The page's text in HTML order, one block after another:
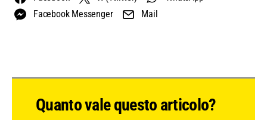
Facebook Messenger
Mail
Quanto vale questo articolo?